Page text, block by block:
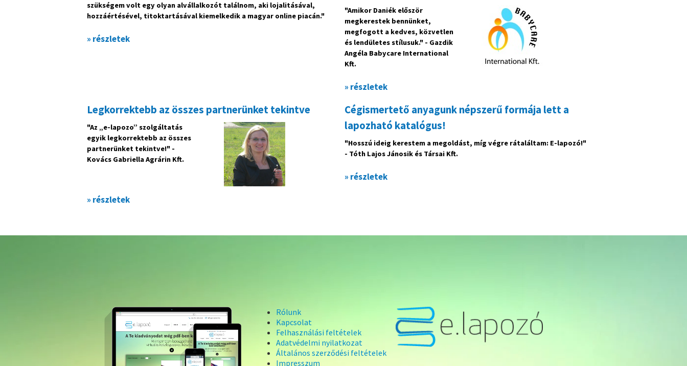
szükségem volt egy olyan alvállalkozót találnom, aki lojalitásával,
hozzáértésével, titoktartásával kiemelkedik a magyar online piacán."
» részletek
"Amikor Daniék először
megkerestek bennünket,
megfogott a kedves, közvetlen
és lendületes stílusuk." - Gazdik
Angéla Babycare International
Kft.
» részletek
Legkorrektebb az összes partnerünket tekintve
"Az „e-lapozo” szolgáltatás
egyik legkorrektebb az összes
partnerünket tekintve!" -
Kovács Gabriella Agrárin Kft.
» részletek
Cégismertető anyagunk népszerű formája lett a
lapozható katalógus!
"Hosszú ideig kerestem a megoldást, míg végre rátaláltam: E-lapozó!"
- Tóth Lajos Jánosik és Társai Kft.
» részletek
Rólunk
Kapcsolat
Felhasználási feltételek
Adatvédelmi nyilatkozat
Általános szerződési feltételek
Impresszum